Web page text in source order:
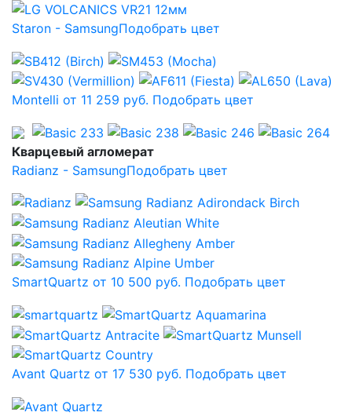
Staron - SamsungПодобрать цвет
Montelli от 11 259 руб. Подобрать цвет
Кварцевый агломерат
Radianz - SamsungПодобрать цвет
SmartQuartz от 10 500 руб. Подобрать цвет
Avant Quartz от 17 530 руб. Подобрать цвет